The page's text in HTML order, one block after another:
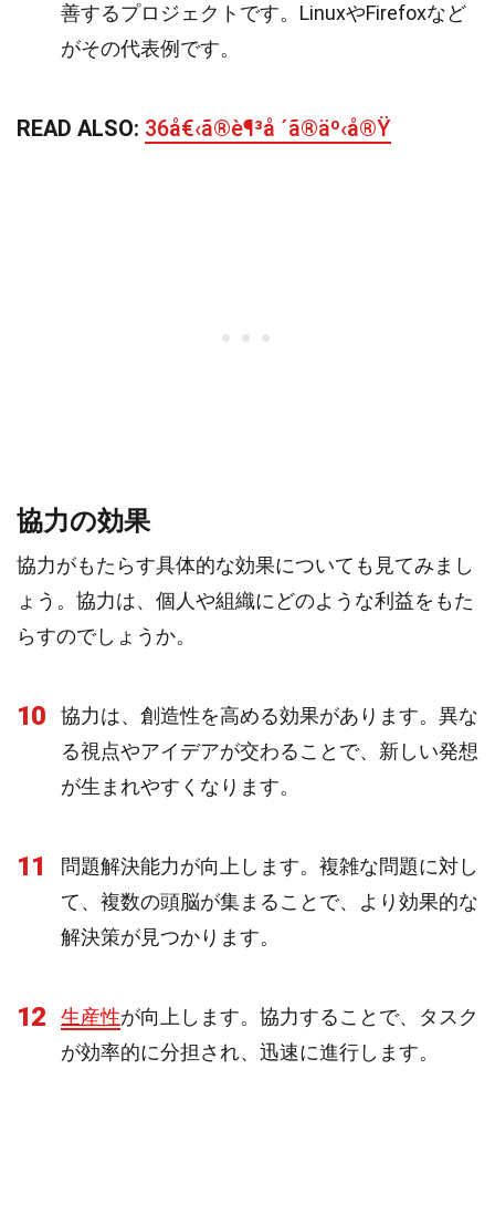
善するプロジェクトです。LinuxやFirefoxなど
がその代表例です。
READ ALSO: 36å€‹ã®è¶³å ´ã®äº‹å®Ÿ
協力の効果
協力がもたらす具体的な効果についても見てみまし
ょう。協力は、個人や組織にどのような利益をもた
らすのでしょうか。
10
協力は、創造性を高める効果があります。異な
る視点やアイデアが交わることで、新しい発想
が生まれやすくなります。
11
問題解決能力が向上します。複雑な問題に対し
て、複数の頭脳が集まることで、より効果的な
解決策が見つかります。
12 生産性が向上します。協力することで、タスク
が効率的に分担され、迅速に進行します。